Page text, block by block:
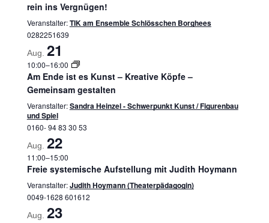
rein ins Vergnügen!
Veranstalter:TIK am Ensemble Schlösschen Borghees
0282251639
Aug. 21
10:00–16:00
Am Ende ist es Kunst – Kreative Köpfe –
Gemeinsam gestalten
Veranstalter:Sandra Heinzel - Schwerpunkt Kunst / Figurenbau
und Spiel
0160- 94 83 30 53
Aug. 22
11:00–15:00
Freie systemische Aufstellung mit Judith Hoymann
Veranstalter:Judith Hoymann (Theaterpädagogin)
0049-1628 601612
Aug. 23